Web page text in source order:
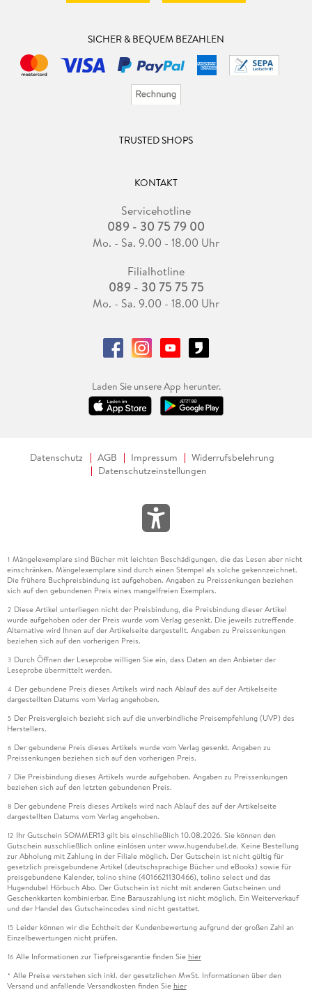
SICHER & BEQUEM BEZAHLEN
TRUSTED SHOPS
KONTAKT
Servicehotline
089 - 30 75 79 00
Mo. - Sa. 9.00 - 18.00 Uhr
Filialhotline
089 - 30 75 75 75
Mo. - Sa. 9.00 - 18.00 Uhr
Laden Sie unsere App herunter.
Datenschutz AGB Impressum
Widerrufsbelehrung
Datenschutzeinstellungen
1 Mängelexemplare sind Bücher mit leichten Beschädigungen, die das Lesen aber nicht
einschränken. Mängelexemplare sind durch einen Stempel als solche gekennzeichnet.
Die frühere Buchpreisbindung ist aufgehoben. Angaben zu Preissenkungen beziehen
sich auf den gebundenen Preis eines mangelfreien Exemplars.
2 Diese Artikel unterliegen nicht der Preisbindung, die Preisbindung dieser Artikel
wurde aufgehoben oder der Preis wurde vom Verlag gesenkt. Die jeweils zutreffende
Alternative wird Ihnen auf der Artikelseite dargestellt. Angaben zu Preissenkungen
beziehen sich auf den vorherigen Preis.
3 Durch Öffnen der Leseprobe willigen Sie ein, dass Daten an den Anbieter der
Leseprobe übermittelt werden.
4 Der gebundene Preis dieses Artikels wird nach Ablauf des auf der Artikelseite
dargestellten Datums vom Verlag angehoben.
5 Der Preisvergleich bezieht sich auf die unverbindliche Preisempfehlung (UVP) des
Herstellers.
6 Der gebundene Preis dieses Artikels wurde vom Verlag gesenkt. Angaben zu
Preissenkungen beziehen sich auf den vorherigen Preis.
7 Die Preisbindung dieses Artikels wurde aufgehoben. Angaben zu Preissenkungen
beziehen sich auf den letzten gebundenen Preis.
8 Der gebundene Preis dieses Artikels wird nach Ablauf des auf der Artikelseite
dargestellten Datums vom Verlag angehoben.
12 Ihr Gutschein SOMMER13 gilt bis einschließlich 10.08.2026. Sie können den
Gutschein ausschließlich online einlösen unter www.hugendubel.de. Keine Bestellung
zur Abholung mit Zahlung in der Filiale möglich. Der Gutschein ist nicht gültig für
gesetzlich preisgebundene Artikel (deutschsprachige Bücher und eBooks) sowie für
preisgebundene Kalender, tolino shine (4016621130466), tolino select und das
Hugendubel Hörbuch Abo. Der Gutschein ist nicht mit anderen Gutscheinen und
Geschenkkarten kombinierbar. Eine Barauszahlung ist nicht möglich. Ein Weiterverkauf
und der Handel des Gutscheincodes sind nicht gestattet.
15 Leider können wir die Echtheit der Kundenbewertung aufgrund der großen Zahl an
Einzelbewertungen nicht prüfen.
16 Alle Informationen zur Tiefpreisgarantie finden Sie hier
* Alle Preise verstehen sich inkl. der gesetzlichen MwSt. Informationen über den
Versand und anfallende Versandkosten finden Sie hier